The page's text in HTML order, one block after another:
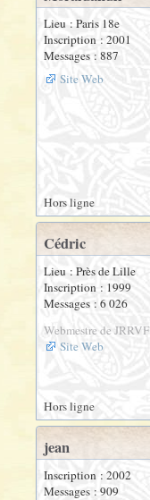
Lieu : Paris 18e
Inscription : 2001
Messages : 887
Site Web
Hors ligne
Cédric
Lieu : Près de Lille
Inscription : 1999
Messages : 6 026
Webmestre de JRRVF
Site Web
Hors ligne
jean
Inscription : 2002
Messages : 909